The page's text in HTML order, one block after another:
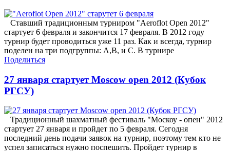
Ставший традиционным турниром "Aeroflot Open 2012"
стартует 6 февраля и закончится 17 февраля. В 2012 году
турнир будет проводиться уже 11 раз. Как и всегда, турнир
поделен на три подгруппы: А,B, и С. В турнире
Поделиться
27 января стартует Moscow open 2012 (Кубок
РГСУ)
Традиционный шахматный фестиваль "Москоу - опен" 2012
стартует 27 января и пройдет по 5 февраля. Сегодня
последний день подачи заявок на турнир, поэтому тем кто не
успел записаться нужно поспешить. Пройдет турнир в